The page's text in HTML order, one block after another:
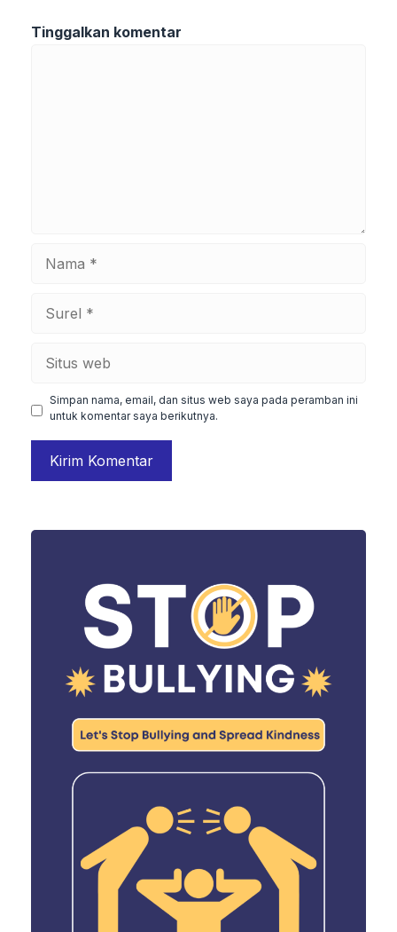
Tinggalkan komentar
web
Simpan nama, email, dan situs web saya pada peramban ini
untuk komentar saya berikutnya.